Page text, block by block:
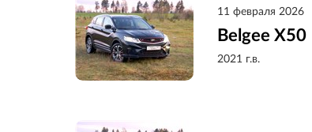
11 февраля 2026
Belgee X50
2021 г.в.